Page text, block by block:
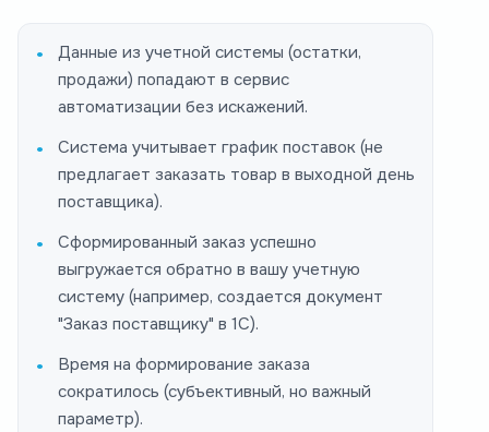
Данные из учетной системы (остатки,
продажи) попадают в сервис
автоматизации без искажений.
Система учитывает график поставок (не
предлагает заказать товар в выходной день
поставщика).
Сформированный заказ успешно
выгружается обратно в вашу учетную
систему (например, создается документ
"Заказ поставщику" в 1С).
Время на формирование заказа
сократилось (субъективный, но важный
параметр).